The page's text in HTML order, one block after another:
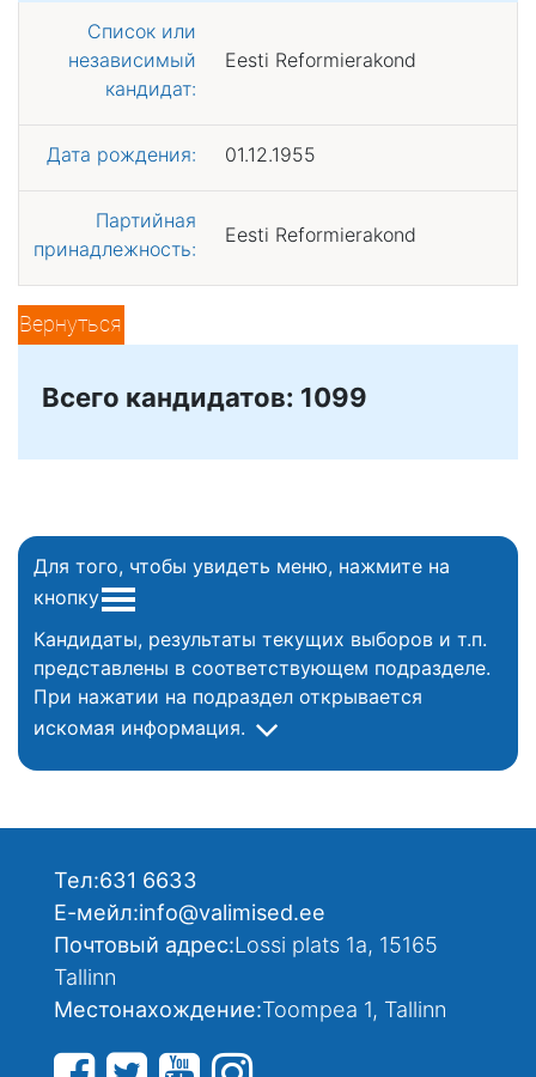
Список или
независимый
кандидат:
Eesti Reformierakond
Дата рождения: 01.12.1955
Партийная
принадлежность:
Eesti Reformierakond
Вернуться
Всего кандидатов: 1099
Для того, чтобы увидеть меню, нажмите на
кнопку
Кандидаты, результаты текущих выборов и т.п.
представлены в соответствующем подразделе.
При нажатии на подраздел открывается
искомая информация.
Тел:631 6633
Е-мейл:info@valimised.ee
Почтовый адрес:Lossi plats 1a, 15165
Tallinn
Местонахождение:Toompea 1, Tallinn